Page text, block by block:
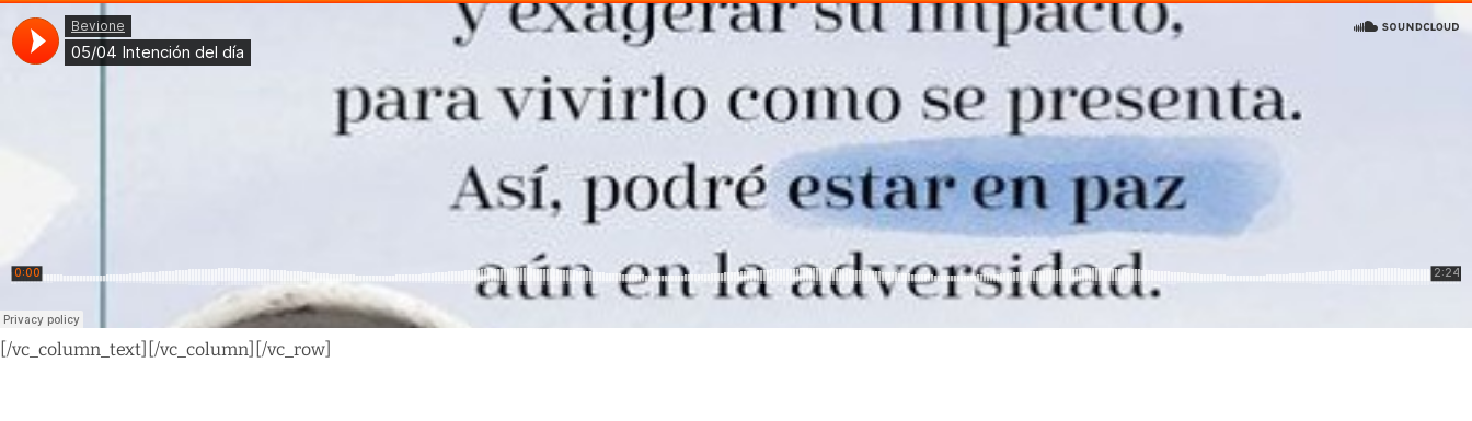
[/vc_column_text][/vc_column][/vc_row]